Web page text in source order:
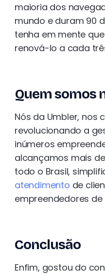
maioria dos
mundo e duram 90
tenha em mente
renová-lo a cada
Quem somos
Nós da Umbler, nos
revolucionando a
inúmeros
alcançamos mais
todo o Brasil,
atendimento de
empreendedores
Conclusão
Enfim, gostou do